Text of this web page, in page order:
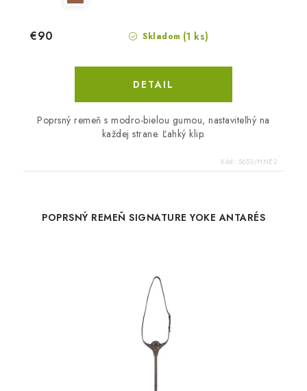
Skladom (1 ks)
€90
DETAIL
Poprsný remeň s modro-bielou gumou, nastaviteľný na
každej strane. Ľahký klip.
Kód: 5653/HNE2
POPRSNÝ REMEŇ SIGNATURE YOKE ANTARÉS